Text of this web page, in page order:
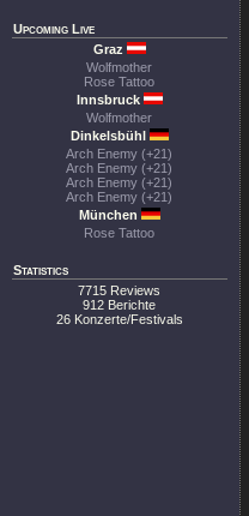
Upcoming Live
Graz
Wolfmother
Rose Tattoo
Innsbruck
Wolfmother
Dinkelsbühl
Arch Enemy (+21)
Arch Enemy (+21)
Arch Enemy (+21)
Arch Enemy (+21)
München
Rose Tattoo
Statistics
7715 Reviews
912 Berichte
26 Konzerte/Festivals